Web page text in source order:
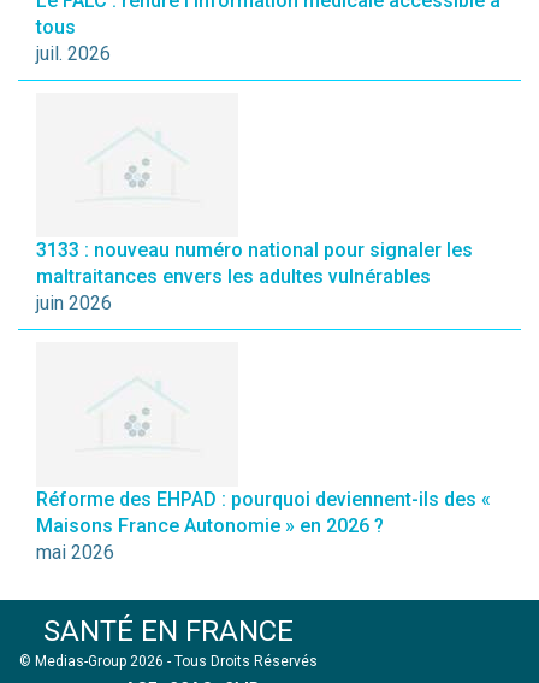
tous
juil. 2026
3133 : nouveau numéro national pour signaler les
maltraitances envers les adultes vulnérables
juin 2026
Réforme des EHPAD : pourquoi deviennent-ils des «
Maisons France Autonomie » en 2026 ?
mai 2026
SANTÉ EN FRANCE
© Medias-Group 2026 - Tous Droits Réservés